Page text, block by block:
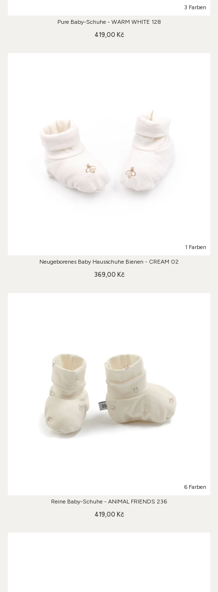
3 Farben
Pure Baby-Schuhe - WARM WHITE 128
419,00 Kč
1 Farben
Neugeborenes Baby Hausschuhe Bienen - CREAM 02
369,00 Kč
6 Farben
Reine Baby-Schuhe - ANIMAL FRIENDS 236
419,00 Kč